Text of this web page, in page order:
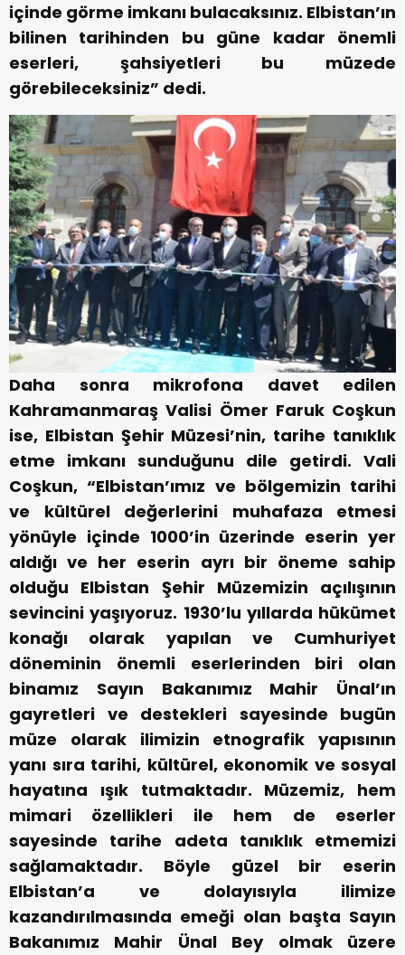
içinde görme imkanı bulacaksınız. Elbistan’ın
bilinen tarihinden bu güne kadar önemli
eserleri, şahsiyetleri bu müzede
görebileceksiniz” dedi.
Daha sonra mikrofona davet edilen
Kahramanmaraş Valisi Ömer Faruk Coşkun
ise, Elbistan Şehir Müzesi’nin, tarihe tanıklık
etme imkanı sunduğunu dile getirdi. Vali
Coşkun, “Elbistan’ımız ve bölgemizin tarihi
ve kültürel değerlerini muhafaza etmesi
yönüyle içinde 1000’in üzerinde eserin yer
aldığı ve her eserin ayrı bir öneme sahip
olduğu Elbistan Şehir Müzemizin açılışının
sevincini yaşıyoruz. 1930’lu yıllarda hükümet
konağı olarak yapılan ve Cumhuriyet
döneminin önemli eserlerinden biri olan
binamız Sayın Bakanımız Mahir Ünal’ın
gayretleri ve destekleri sayesinde bugün
müze olarak ilimizin etnografik yapısının
yanı sıra tarihi, kültürel, ekonomik ve sosyal
hayatına ışık tutmaktadır. Müzemiz, hem
mimari özellikleri ile hem de eserler
sayesinde tarihe adeta tanıklık etmemizi
sağlamaktadır. Böyle güzel bir eserin
Elbistan’a ve dolayısıyla ilimize
kazandırılmasında emeği olan başta Sayın
Bakanımız Mahir Ünal Bey olmak üzere